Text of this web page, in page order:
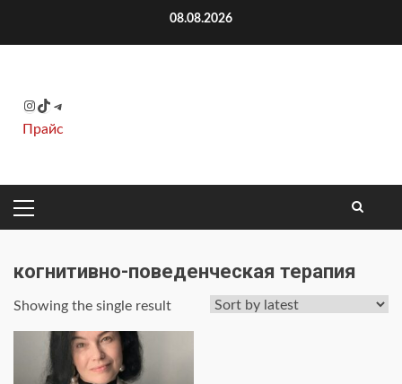
08.08.2026
Instagram
TikTok
Telegram
Прайс
ОСНОВНОЕ
МЕНЮ
когнитивно-поведенческая терапия
Showing the single result